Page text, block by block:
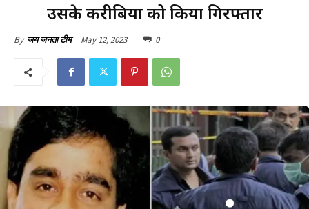
उसके करीबियों को किया गिरफ्तार
By जय जनता टीम May 12, 2023 0